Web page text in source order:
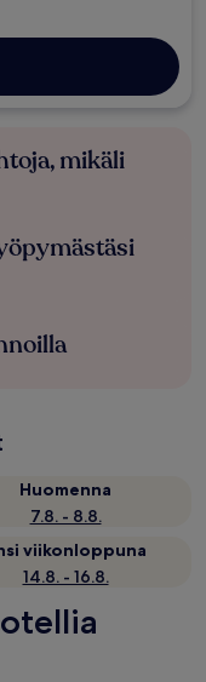
mikäli
Huomenna
7.8. - 8.8.
viikonloppuna
14.8. - 16.8.